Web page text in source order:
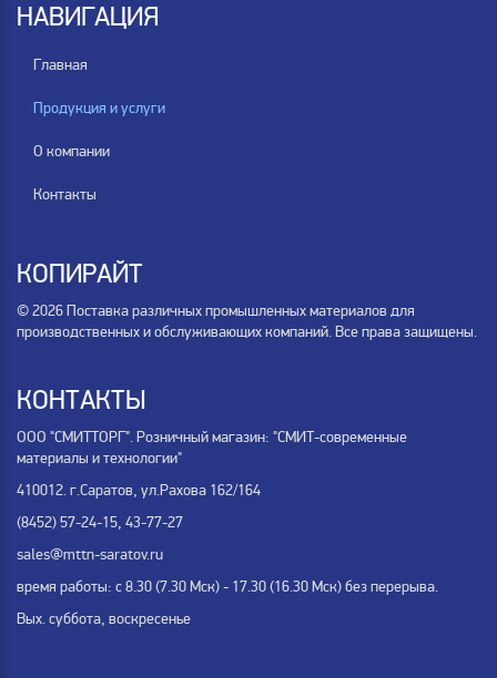
НАВИГАЦИЯ
Главная
Продукция и услуги
О компании
Контакты
КОПИРАЙТ
© 2026 Поставка различных промышленных материалов для
производственных и обслуживающих компаний. Все права защищены.
КОНТАКТЫ
ООО "СМИТТОРГ". Розничный магазин: "СМИТ-современные
материалы и технологии"
410012. г.Саратов, ул.Рахова 162/164
(8452) 57-24-15, 43-77-27
sales@mttn-saratov.ru
время работы: с 8.30 (7.30 Мск) - 17.30 (16.30 Мск) без перерыва.
Вых. суббота, воскресенье